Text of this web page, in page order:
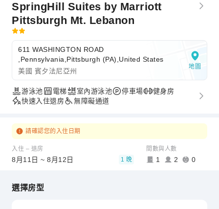
SpringHill Suites by Marriott
Pittsburgh Mt. Lebanon
611 WASHINGTON ROAD
,Pennsylvania,Pittsburgh (PA),United States
美國 賓夕法尼亞州
地圖
游泳池 電梯 室內游泳池 停車場
健身房
快速入住退房
無障礙通道
請確認您的入住日期
入住 – 退房
8月11日 ~ 8月12日 1 晚
間數與人數
1 2 0
選擇房型